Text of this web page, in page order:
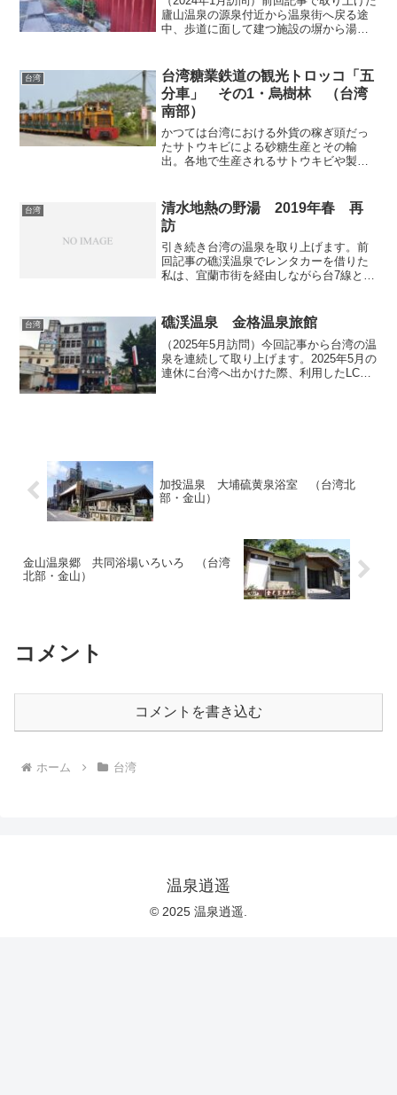
廬山温泉の源泉付近から温泉街へ戻る途
中、歩道に面して建つ施設の塀から湯気
思って塀の隙間から内側を覗いてみます
と、露天風呂のよう...
台湾
台湾糖業鉄道の観光トロッコ「五
分車」 その1・烏樹林 （台湾
南部）
かつては台湾における外貨の稼ぎ頭だっ
たサトウキビによる砂糖生産とその輸
出。各地で生産されるサトウキビや製品
鉄道」は、いまではほとんどが廃止され
てしまいましたが、一部は観...
台湾
清水地熱の野湯 2019年春 再
訪
引き続き台湾の温泉を取り上げます。前
回記事の礁渓温泉でレンタカーを借りた
私は、宜蘭市街を経由しながら台7線とい
域にあたる大同郷というエリアは秘湯の
宝庫であり、以前にも拙...
台湾 礁渓温泉 金格温泉旅館
（2025年5月訪問）今回記事から台湾の温
泉を連続して取り上げます。2025年5月の
連休に台湾へ出かけた際、利用したLCC
加投温泉 大埔硫黄泉浴室 （台湾北
部・金山）
金山温泉郷 共同浴場いろいろ （台湾
北部・金山）
コメント
コメントを書き込む
ホーム 台湾
温泉逍遥
© 2025 温泉逍遥.